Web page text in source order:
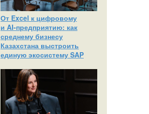
От Excel к цифровому
и AI‑предприятию: как
среднему бизнесу
Казахстана выстроить
единую экосистему SAP